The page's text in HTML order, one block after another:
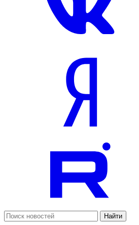
Найти